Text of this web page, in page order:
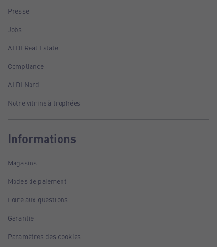
Presse
Jobs
ALDI Real Estate
Compliance
ALDI Nord
Notre vitrine à trophées
Informations
Magasins
Modes de paiement
Foire aux questions
Garantie
Paramètres des cookies